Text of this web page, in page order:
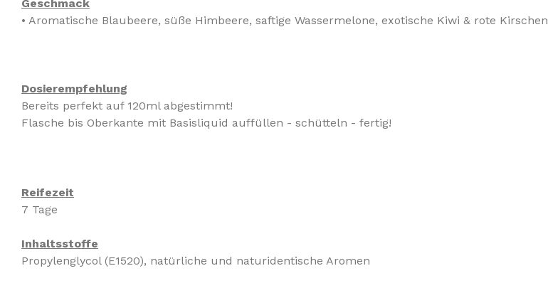
Geschmack
• Aromatische Blaubeere, süße Himbeere, saftige Wassermelone, exotische Kiwi & rote Kirschen
Dosierempfehlung
Bereits perfekt auf 120ml abgestimmt!
Flasche bis Oberkante mit Basisliquid auffüllen - schütteln - fertig!
Reifezeit
7 Tage
Inhaltsstoffe
Propylenglycol (E1520), natürliche und naturidentische Aromen